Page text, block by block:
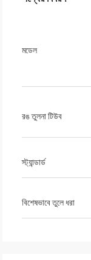
মডেল
রঙ তুলনা টিউব
স্ট্যান্ডার্ড
বিশেষভাবে তুলে ধরা